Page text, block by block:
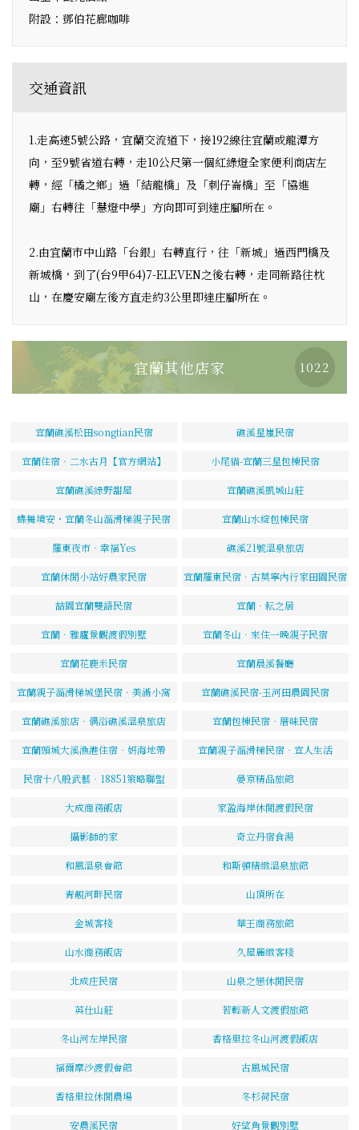
附設：鄧伯花廊咖啡
交通資訊
1.走高速5號公路，宜蘭交流道下，接192線往宜蘭或龍潭方
向，至9號省道右轉，走10公尺第一個紅綠燈全家便利商店左
轉，經「橘之鄉」過「結龍橋」及「刺仔崙橋」至「協進
廟」右轉往「慧燈中學」方向即可到達庄腳所在。
2.由宜蘭市中山路「台銀」右轉直行，往「新城」過西門橋及
新城橋，到了(台9甲64)7-ELEVEN之後右轉，走同新路往枕
山，在慶安廟左後方直走約3公里即達庄腳所在。
宜蘭其他店家 1022
宜蘭礁溪松田songtian民宿 礁溪星嵐民宿
宜蘭住宿‧二水古月【官方網站】 小尾貓-宜蘭三星包棟民宿
宜蘭礁溪綠野甜屋 宜蘭礁溪凱城山莊
蝶舞境安・宜蘭冬山溜滑梯親子民宿 宜蘭山水綻包棟民宿
羅東夜市‧幸福Yes 礁溪21號溫泉旅店
宜蘭休閒小站好農家民宿 宜蘭羅東民宿．古莫寧內行家田園民宿
喆園宜蘭雙語民宿 宜蘭‧耘之居
宜蘭．雅廬景觀渡假別墅 宜蘭冬山‧來住一晚親子民宿
宜蘭花鹿米民宿 宜蘭晨溪餐廳
宜蘭親子溜滑梯城堡民宿．美滿小窩 宜蘭礁溪民宿-玉河田農園民宿
宜蘭礁溪旅店‧偶浴礁溪溫泉旅店 宜蘭包棟民宿‧厝味民宿
宜蘭頭城大溪漁港住宿‧妍海地帶 宜蘭親子溜滑梯民宿‧宜人生活
民宿十八般武藝‧18851策略聯盟 晏京精品旅館
大成商務飯店 家盈海岸休閒渡假民宿
攝影師的家 奇立丹宿食湯
和風溫泉會館 和斯頓精緻溫泉旅館
青靚河畔民宿 山頂所在
金城客棧 華王商務旅館
山水商務飯店 久屋麗緻客棧
北成庄民宿 山泉之戀休閒民宿
英仕山莊 若輕新人文渡假旅館
冬山河左岸民宿 香格里拉冬山河渡假飯店
福爾摩沙渡假會館 古風城民宿
香格里拉休閒農場 冬杉荷民宿
安農溪民宿 好望角景觀別墅